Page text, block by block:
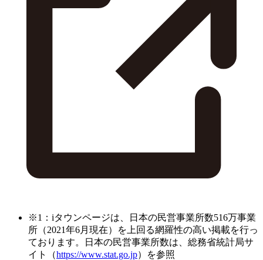
※1：iタウンページは、日本の民営事業所数516万事業
所（2021年6月現在）を上回る網羅性の高い掲載を行っ
ております。日本の民営事業所数は、総務省統計局サ
イト（https://www.stat.go.jp）を参照